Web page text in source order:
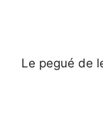
Le pegué de